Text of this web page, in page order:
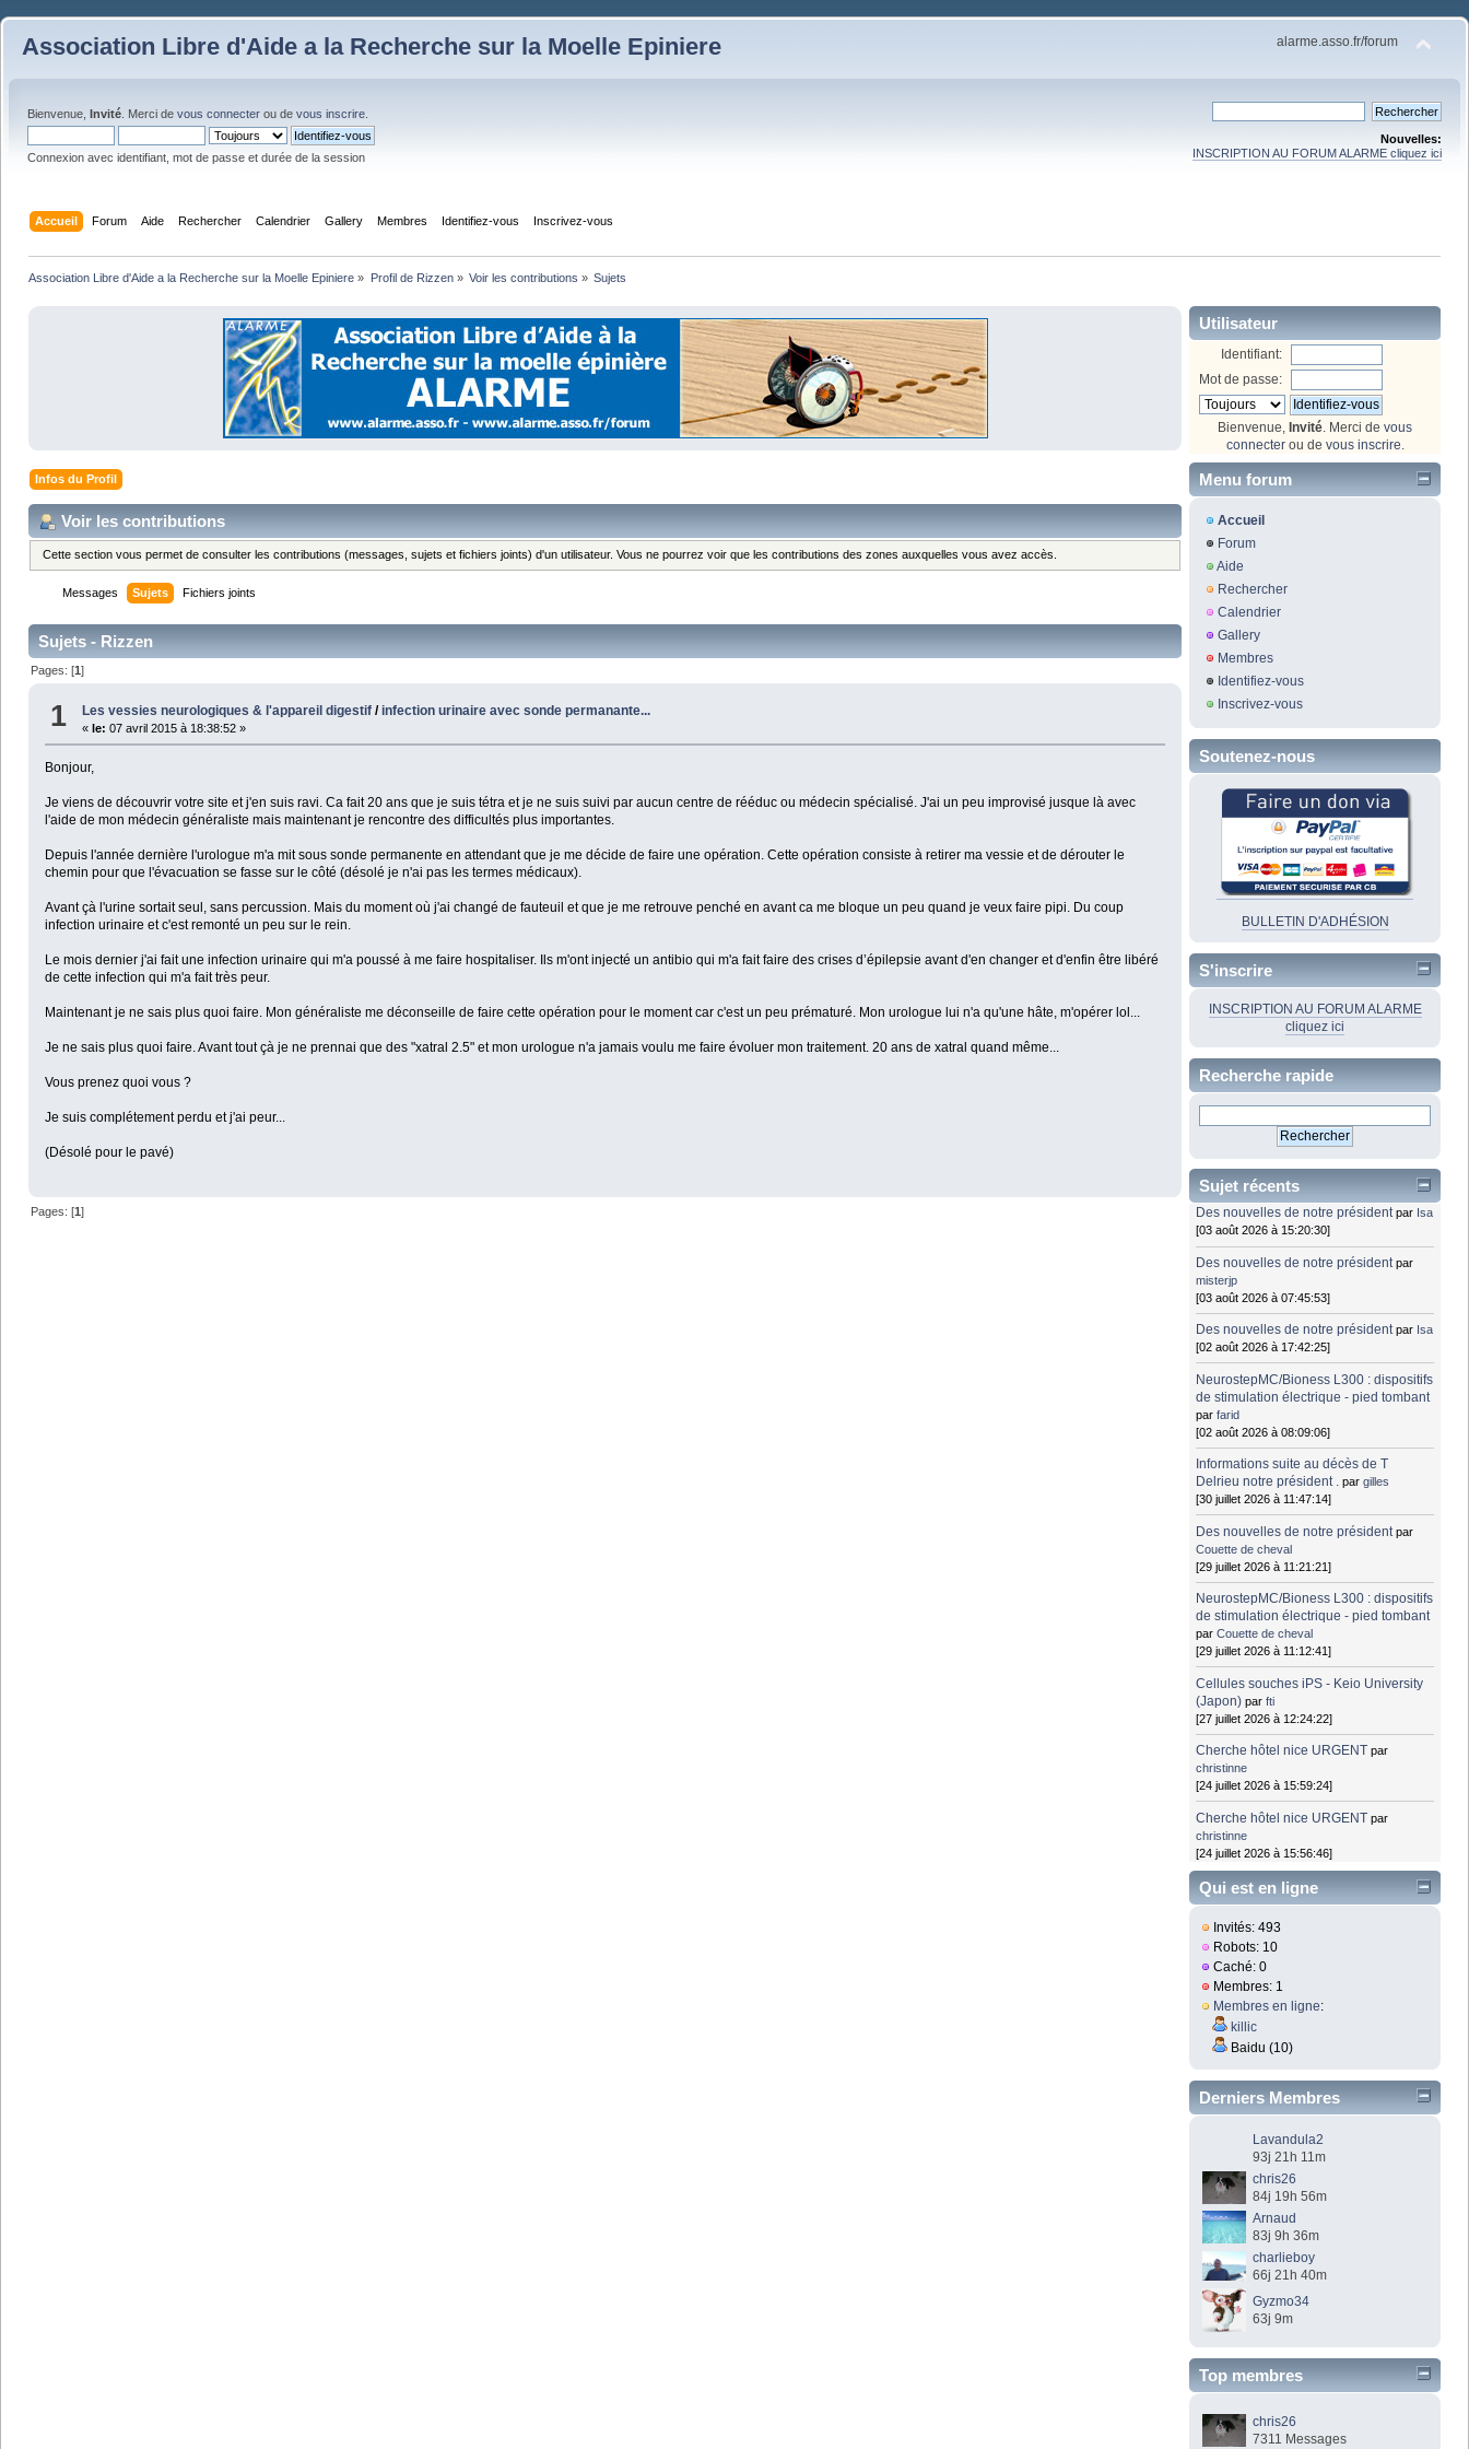
Association Libre d'Aide a la Recherche sur la Moelle Epiniere alarme.asso.fr/forum
Bienvenue, Invité . Merci de vous connecter ou de vous inscrire
Connexion avec identifiant, mot de passe et durée de la session
Nouvelles:
INSCRIPTION AU FORUM ALARME cliquez ici
Accueil Forum Aide Rechercher Calendrier Gallery Membres Identifiez-vous Inscrivez-vous
Association Libre d'Aide a la Recherche sur la Moelle Epiniere » Profil de Rizzen» Voir les contributions » Sujets
Infos du Profil
Voir les contributions
Cette section vous permet de consulter les contributions (messages, sujets et fichiers joints) d'un utilisateur. Vous ne pourrez voir que les contributions des zones auxquelles vous avez accès.
Messages Sujets Fichiers joints
Sujets - Rizzen
Pages: [1]
1 Les vessies neurologiques & l'appareil digestif / infection urinaire avec sonde permanante...
«le: 07 avril 2015 à 18:38:52 »
Bonjour,
Je viens de découvrir votre site et j'en suis ravi. Ca fait 20 ans que je suis tétra et je ne suis suivi par aucun centre de rééduc ou médecin spécialisé. J'ai un peu improvisé jusque là avec
l'aide de mon médecin généraliste mais maintenant je rencontre des difficultés plus importantes.
Depuis l'année dernière l'urologue m'a mit sous sonde permanente en attendant que je me décide de faire une opération. Cette opération consiste à retirer ma vessie et de dérouter le
chemin pour que l'évacuation se fasse sur le côté (désolé je n'ai pas les termes médicaux).
Avant çà l'urine sortait seul, sans percussion. Mais du moment où j'ai changé de fauteuil et que je me retrouve penché en avant ca me bloque un peu quand je veux faire pipi. Du coup
infection urinaire et c'est remonté un peu sur le rein.
Le mois dernier j'ai fait une infection urinaire qui m'a poussé à me faire hospitaliser. Ils m'ont injecté un antibio qui m'a fait faire des crises d’épilepsie avant d'en changer et d'enfin être libéré
de cette infection qui m'a fait très peur.
Maintenant je ne sais plus quoi faire. Mon généraliste me déconseille de faire cette opération pour le moment car c'est un peu prématuré. Mon urologue lui n'a qu'une hâte, m'opérer lol...
Je ne sais plus quoi faire. Avant tout çà je ne prennai que des "xatral 2.5" et mon urologue n'a jamais voulu me faire évoluer mon traitement. 20 ans de xatral quand même...
Vous prenez quoi vous ?
Je suis complétement perdu et j'ai peur...
(Désolé pour le pavé)
Pages: [1]
Utilisateur
Identifiant:
Mot de passe:
Bienvenue, Invité . Merci de vous
connecterou de vous inscrire
Menu forum
Accueil
Forum
Aide
Rechercher
Calendrier
Gallery
Membres
Identifiez-vous
Inscrivez-vous
Soutenez-nous
BULLETIN D'ADHÉSION
S'inscrire
INSCRIPTION AU FORUM ALARME
cliquez ici
Recherche rapide
Sujet récents
Des nouvelles de notre président par Isa
[03 août 2026 à 15:20:30]
Des nouvelles de notre président par
misterjp
[03 août 2026 à 07:45:53]
Des nouvelles de notre président par Isa
[02 août 2026 à 17:42:25]
NeurostepMC/Bioness L300 : dispositifs
de stimulation électrique - pied tombant
parfarid
[02 août 2026 à 08:09:06]
Informations suite au décès de T
Delrieu notre président . pargilles
[30 juillet 2026 à 11:47:14]
Des nouvelles de notre président par
Couette de cheval
[29 juillet 2026 à 11:21:21]
NeurostepMC/Bioness L300 : dispositifs
de stimulation électrique - pied tombant
parCouette de cheval
[29 juillet 2026 à 11:12:41]
Cellules souches iPS - Keio University
(Japon) parfti
[27 juillet 2026 à 12:24:22]
Cherche hôtel nice URGENT par
christinne
[24 juillet 2026 à 15:59:24]
Cherche hôtel nice URGENT par
christinne
[24 juillet 2026 à 15:56:46]
Qui est en ligne
Invités: 493
Robots: 10
Caché: 0
Membres: 1
Membres en ligne:
killic
Baidu (10)
Derniers Membres
Lavandula2
93j 21h 11m
chris26
84j 19h 56m
Arnaud
83j 9h 36m
charlieboy
66j 21h 40m
Gyzmo34
63j 9m
Top membres
chris26
7311 Messages